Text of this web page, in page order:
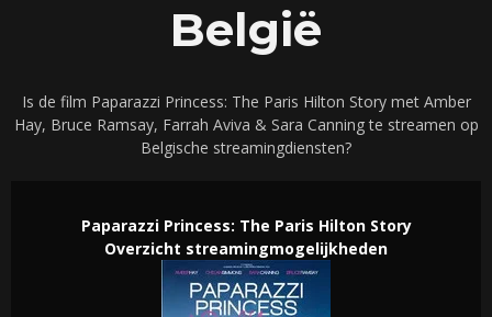
België
Is de film Paparazzi Princess: The Paris Hilton Story met Amber
Hay, Bruce Ramsay, Farrah Aviva & Sara Canning te streamen op
Belgische streamingdiensten?
Paparazzi Princess: The Paris Hilton Story
Overzicht streamingmogelijkheden